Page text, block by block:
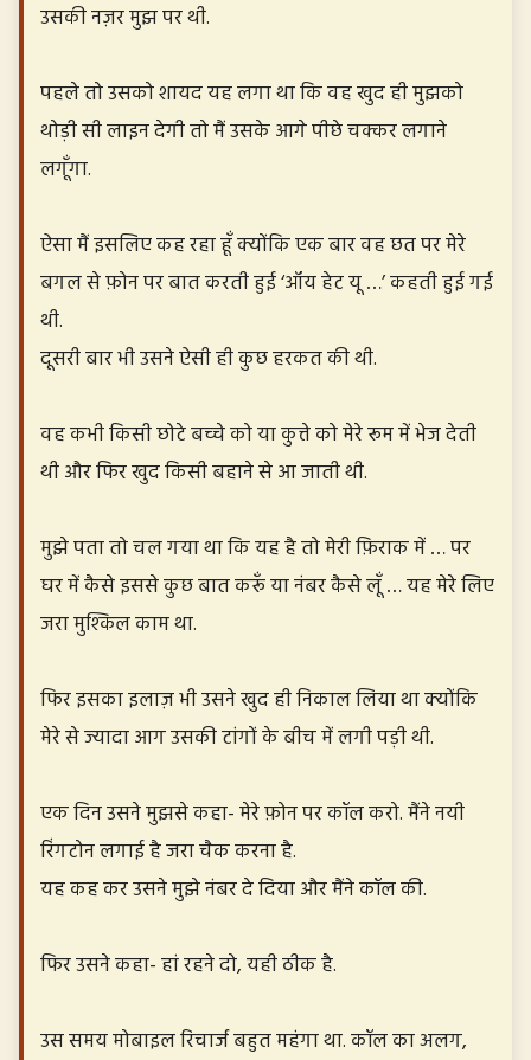
उसकी नज़र मुझ पर थी.
पहले तो उसको शायद यह लगा था कि वह खुद ही मुझको
थोड़ी सी लाइन देगी तो मैं उसके आगे पीछे चक्कर लगाने
लगूँगा.
ऐसा मैं इसलिए कह रहा हूँ क्योंकि एक बार वह छत पर मेरे
बगल से फ़ोन पर बात करती हुई ‘ऑय हेट यू …’ कहती हुई गई
थी.
दूसरी बार भी उसने ऐसी ही कुछ हरकत की थी.
वह कभी किसी छोटे बच्चे को या कुत्ते को मेरे रूम में भेज देती
थी और फिर खुद किसी बहाने से आ जाती थी.
मुझे पता तो चल गया था कि यह है तो मेरी फ़िराक में … पर
घर में कैसे इससे कुछ बात करूँ या नंबर कैसे लूँ … यह मेरे लिए
जरा मुश्किल काम था.
फिर इसका इलाज़ भी उसने खुद ही निकाल लिया था क्योंकि
मेरे से ज्यादा आग उसकी टांगों के बीच में लगी पड़ी थी.
एक दिन उसने मुझसे कहा- मेरे फ़ोन पर कॉल करो. मैंने नयी
रिंगटोन लगाई है जरा चैक करना है.
यह कह कर उसने मुझे नंबर दे दिया और मैंने कॉल की.
फिर उसने कहा- हां रहने दो, यही ठीक है.
उस समय मोबाइल रिचार्ज बहुत महंगा था. कॉल का अलग,